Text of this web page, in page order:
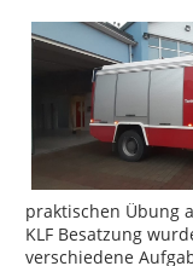
praktischen Übung
KLF Besatzung
verschiedene